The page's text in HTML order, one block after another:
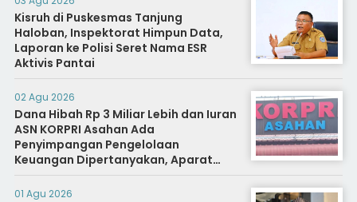
Kisruh di Puskesmas Tanjung
Haloban, Inspektorat Himpun Data,
Laporan ke Polisi Seret Nama ESR
Aktivis Pantai
02 Agu 2026
Dana Hibah Rp 3 Miliar Lebih dan Iuran
ASN KORPRI Asahan Ada
Penyimpangan Pengelolaan
Keuangan Dipertanyakan, Aparat
Diminta Segera Usut
01 Agu 2026